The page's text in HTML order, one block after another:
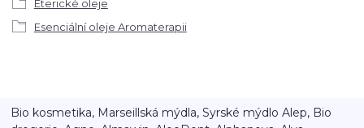
Éterické oleje
Esenciální oleje Aromaterapii
Bio kosmetika, Marseillská mýdla, Syrské mýdlo Alep, Bio